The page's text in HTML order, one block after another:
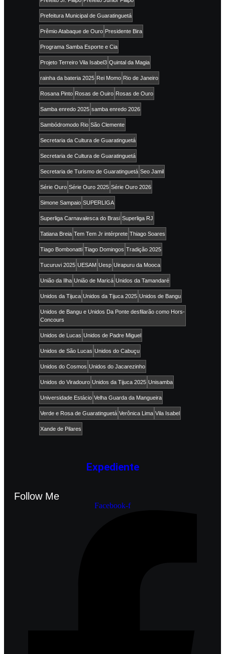
Prefeitura Municipal de Guaratinguetá
Prêmio Atabaque de Ouro Presidente Bira
Programa Samba Esporte e Cia
Projeto Terreiro Vila Isabel3 Quintal da Magia
rainha da bateria 2025 Rei Momo Rio de Janeiro
Rosana Pinto Rosas de Ouiro Rosas de Ouro
Samba enredo 2025 samba enredo 2026
Sambódromodo Rio São Clemente
Secretaria da Cultura de Guaratinguetá
Secretaria de Cultura de Guaratinguetá
Secretaria de Turismo de Guaratinguetá Seo Jamil
Série Ouro Série Ouro 2025 Série Ouro 2026
Simone Sampaio SUPERLIGA
Superliga Carnavalesca do Brasi Superliga RJ
Tatiana Breia Tem Tem Jr intérprete Thiago Soares
Tiago Bombonatti Tiago Domingos Tradição 2025
Tucuruvi 2025 UESAM Uesp Uirapuru da Mooca
União da Ilha União de Maricá Unidos da Tamandaré
Unidos da Tijuca Unidos da Tijuca 2025 Unidos de Bangu
Unidos de Bangu e Unidos Da Ponte desfilarão como Hors-
Concours
Unidos de Lucas Unidos de Padre Miguel
Unidos de São Lucas Unidos do Cabuçu
Unidos do Cosmos Unidos do Jacarezinho
Unidos do Viradouro Unidos da Tijuca 2025 Unisamba
Universidade Estácio Velha Guarda da Mangueira
Verde e Rosa de Guaratinguetá Verônica Lima Vila Isabel
Xande de Pilares
Expediente
Follow Me
Facebook-f